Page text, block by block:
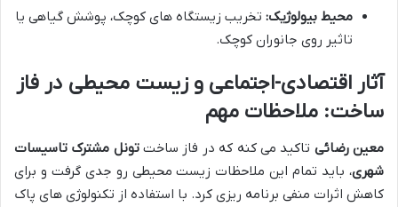
محیط بیولوژیک: تخریب زیستگاه های کوچک، پوشش گیاهی یا
تاثیر روی جانوران کوچک.
آثار اقتصادی-اجتماعی و زیست محیطی در فاز
ساخت: ملاحظات مهم
معین رضائی تاکید می کنه که در فاز ساختتونل مشترک تاسیسات
شهری، باید تمام این ملاحظات زیست محیطی رو جدی گرفت و برای
کاهش اثرات منفی برنامه ریزی کرد. با استفاده از تکنولوژی های پاک